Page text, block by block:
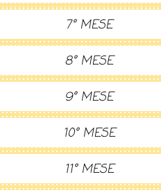
7° MESE
8° MESE
9° MESE
10° MESE
11° MESE